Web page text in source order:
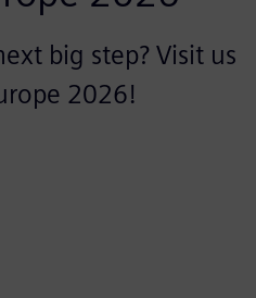
big step? Visit us
2026!